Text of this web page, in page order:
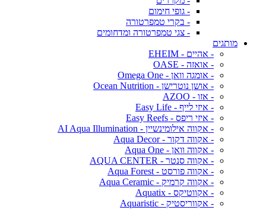
- גופי חימום
- בקרי טמפרטורה
- צגי טמפרטורה ומדחומים
מותגים
- אהיים - EHEIM
- אואזה - OASE
- אומגה וואן - Omega One
- אושן נוטרישן - Ocean Nutrition
- אזו - AZOO
- איזי לייף - Easy Life
- איזי ריפס - Easy Reefs
- אקווה אילומינשיין - AI Aqua Illumination
- אקווה דקור - Aqua Decor
- אקווה וואן - Aqua One
- אקווה סנטר - AQUA CENTER
- אקווה פורסט - Aqua Forest
- אקווה קרמיק - Aqua Ceramic
- אקווטיקס - Aquatix
- אקווריסטיק - Aquaristic